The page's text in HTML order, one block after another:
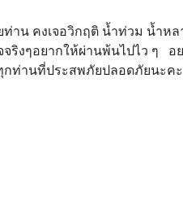
าน คงเจอวิกฤติ น้ำท่วม น้ำห
ริงๆอยากให้ผ่านพ้นไปไว ๆ อ
านที่ประสพภัยปลอดภัยนะคะ